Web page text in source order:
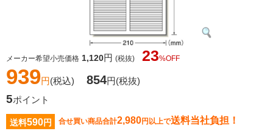
メーカー希望小売価格 1,120円 (税抜) 23%OFF
939円(税込) 854円(税抜)
5ポイント
送料590円 合せ買い商品合計2,980円以上で送料当社負担！